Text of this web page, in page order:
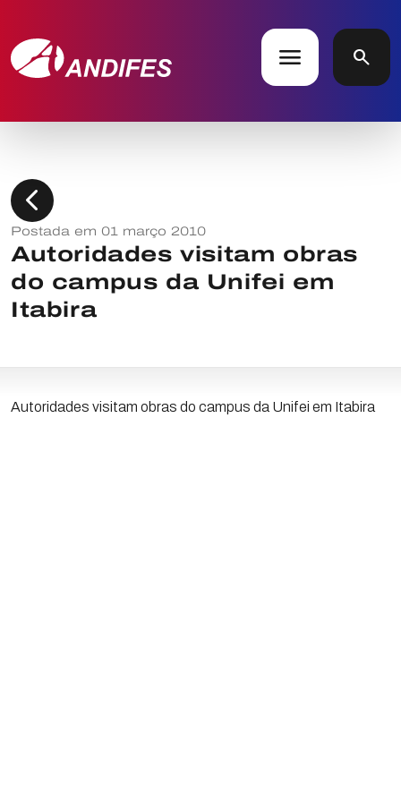
menu search
chevron_left
Postada em 01 março 2010
Autoridades visitam obras
do campus da Unifei em
Itabira
Autoridades visitam obras do campus da Unifei em Itabira